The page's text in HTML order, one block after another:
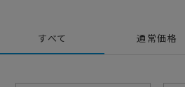
すべて 通常価格